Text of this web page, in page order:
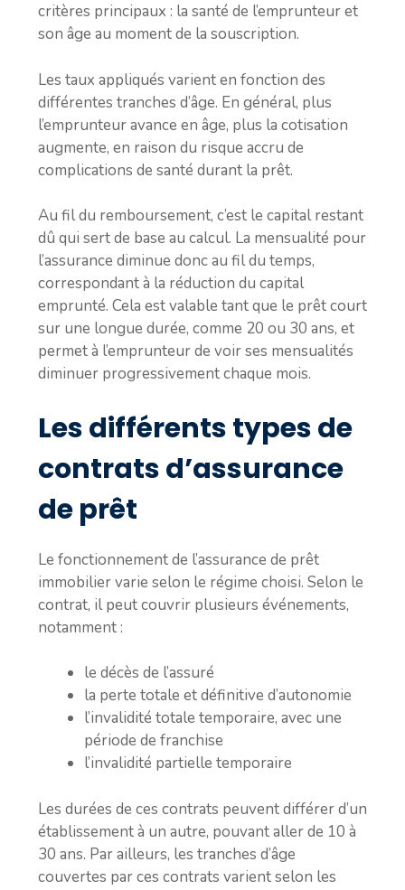
critères principaux : la santé de l’emprunteur et
son âge au moment de la souscription.
Les taux appliqués varient en fonction des
différentes tranches d’âge. En général, plus
l’emprunteur avance en âge, plus la cotisation
augmente, en raison du risque accru de
complications de santé durant la prêt.
Au fil du remboursement, c’est le capital restant
dû qui sert de base au calcul. La mensualité pour
l’assurance diminue donc au fil du temps,
correspondant à la réduction du capital
emprunté. Cela est valable tant que le prêt court
sur une longue durée, comme 20 ou 30 ans, et
permet à l’emprunteur de voir ses mensualités
diminuer progressivement chaque mois.
Les différents types de
contrats d’assurance
de prêt
Le fonctionnement de l’assurance de prêt
immobilier varie selon le régime choisi. Selon le
contrat, il peut couvrir plusieurs événements,
notamment :
le décès de l’assuré
la perte totale et définitive d’autonomie
l’invalidité totale temporaire, avec une
période de franchise
l’invalidité partielle temporaire
Les durées de ces contrats peuvent différer d’un
établissement à un autre, pouvant aller de 10 à
30 ans. Par ailleurs, les tranches d’âge
couvertes par ces contrats varient selon les